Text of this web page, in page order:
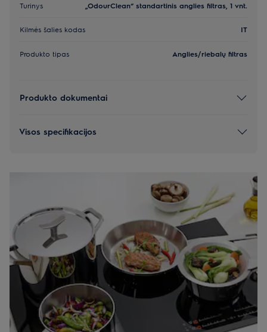
Turinys „OdourClean“ standartinis anglies filtras, 1 vnt.
Kilmės šalies kodas IT
Produkto tipas Anglies/riebalų filtras
Produkto dokumentai
Visos specifikacijos